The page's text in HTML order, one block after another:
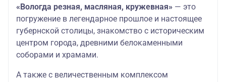
«Вологда резная, масляная, кружевная» — это
погружение в легендарное прошлое и настоящее
губернской столицы, знакомство с историческим
центром города, древними белокаменными
соборами и храмами.
А также с величественным комплексом